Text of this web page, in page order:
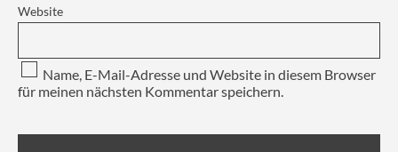
Website
Name, E-Mail-Adresse und Website in diesem Browser
für meinen nächsten Kommentar speichern.